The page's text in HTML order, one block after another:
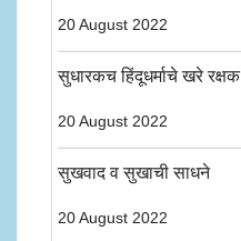
20 August 2022
सुधारकच हिंदूधर्माचे खरे रक्षक
20 August 2022
सुखवाद व सुखाची साधने
20 August 2022